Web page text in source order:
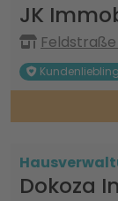
JK
Feldstraße
Kundenliebling
Dokoza